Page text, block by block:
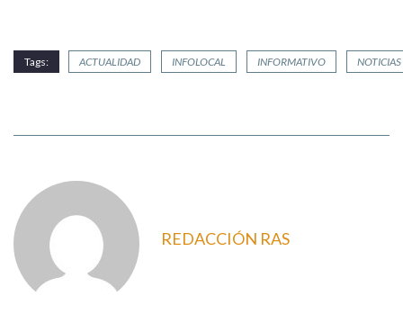
Tags: ACTUALIDAD INFOLOCAL INFORMATIVO NOTICIAS
REDACCIÓN RAS